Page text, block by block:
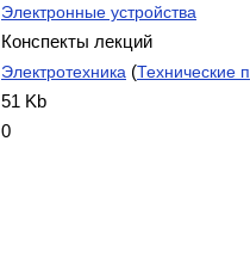
Электронные устройства
Конспекты лекций
Электротехника (Технические
51 Kb
0